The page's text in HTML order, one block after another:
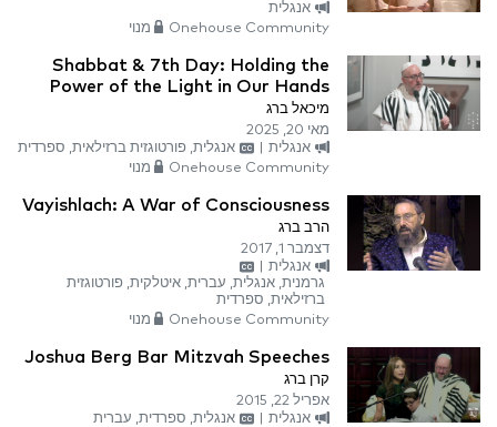
אנגלית
Onehouse Community מנוי
Shabbat & 7th Day: Holding the
Power of the Light in Our Hands
מיכאל ברג
מאי 20, 2025
אנגלית
אנגלית, פורטוגזית ברזילאית, ספרדית
Onehouse Community מנוי
Vayishlach: A War of Consciousness
הרב ברג
דצמבר 1, 2017
אנגלית
גרמנית, אנגלית, עברית, איטלקית, פורטוגזית
ברזילאית, ספרדית
Onehouse Community מנוי
Joshua Berg Bar Mitzvah Speeches
קרן ברג
אפריל 22, 2015
אנגלית
אנגלית, ספרדית, עברית